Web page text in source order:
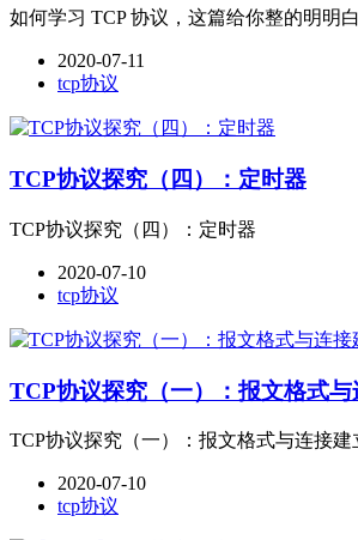
如何学习 TCP 协议，这篇给你整的明明
2020-07-11
tcp协议
TCP协议探究（四）：定时器
TCP协议探究（四）：定时器
2020-07-10
tcp协议
TCP协议探究（一）：报文格式
TCP协议探究（一）：报文格式与连接建
2020-07-10
tcp协议